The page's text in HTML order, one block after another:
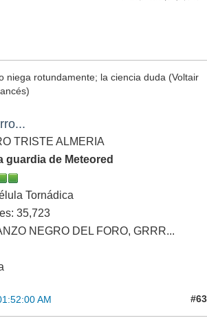
niega rotundamente; la ciencia duda (Voltair
TRISTE ALMERIA
guardia de Meteored
Tornádica
35,723
NEGRO DEL FORO, GRRR...
AM #63